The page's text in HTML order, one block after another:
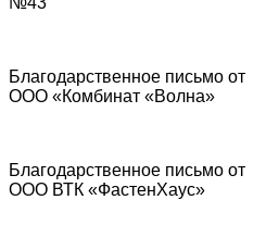
Благодарственное письмо от
ООО «Комбинат «Волна»
Благодарственное письмо от
ООО ВТК «ФастенХаус»